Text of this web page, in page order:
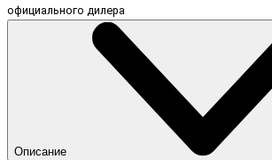
официального дилера
Описание